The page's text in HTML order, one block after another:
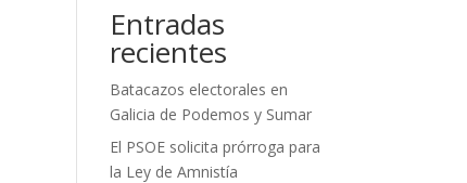
Entradas
recientes
Batacazos electorales en
Galicia de Podemos y Sumar
El PSOE solicita prórroga para
la Ley de Amnistía